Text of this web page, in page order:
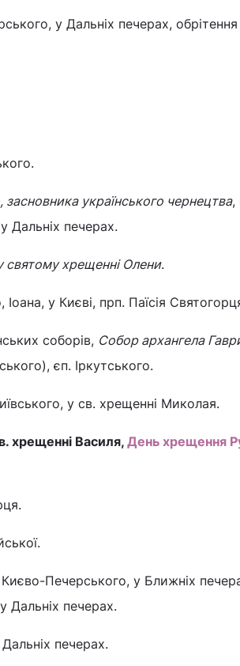
у Дальніх печерах,
українського чернецтва,
Дальніх печерах.
святому хрещенні Олени.
у Києві, прп. Паїсія
соборів, Собор архангела
єп. Іркутського.
у св. хрещенні Миколая.
хрещенні Василя, День хрещення
Печерського, у Ближніх
Дальніх печерах.
печерах.